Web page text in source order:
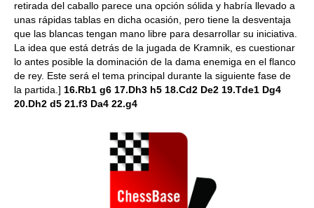
retirada del caballo parece una opción sólida y habría llevado a
unas rápidas tablas en dicha ocasión, pero tiene la desventaja
que las blancas tengan mano libre para desarrollar su iniciativa.
La idea que está detrás de la jugada de Kramnik, es cuestionar
lo antes posible la dominación de la dama enemiga en el flanco
de rey. Este será el tema principal durante la siguiente fase de
la partida.] 16.Rb1 g6 17.Dh3 h5 18.Cd2 De2 19.Tde1 Dg4
20.Dh2 d5 21.f3 Da4 22.g4